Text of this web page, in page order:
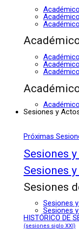
Sesiones y
Próximas
Sesiones
Sesiones
Sesiones
Sesiones
Sesiones
HISTÓRICO DE
(sesiones siglo XXI)